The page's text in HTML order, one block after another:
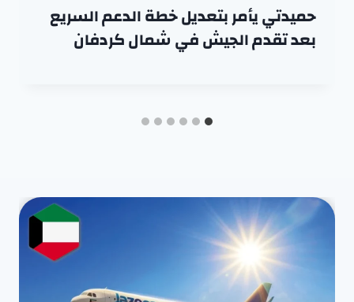
حميدتي يأمر بتعديل خطة الدعم السريع
بعد تقدم الجيش في شمال كردفان